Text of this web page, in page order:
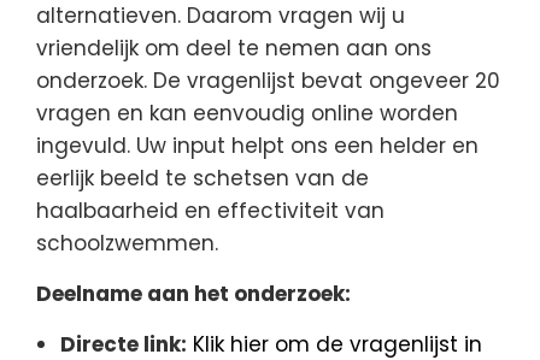
alternatieven. Daarom vragen wij u
vriendelijk om deel te nemen aan ons
onderzoek. De vragenlijst bevat ongeveer 20
vragen en kan eenvoudig online worden
ingevuld. Uw input helpt ons een helder en
eerlijk beeld te schetsen van de
haalbaarheid en effectiviteit van
schoolzwemmen.
Deelname aan het onderzoek:
Directe link: Klik hier om de vragenlijst in